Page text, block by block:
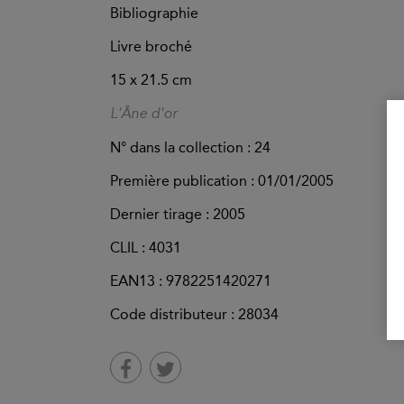
Bibliographie
Livre broché
15 x 21.5 cm
L'Âne d'or
N° dans la collection : 24
Première publication : 01/01/2005
Dernier tirage : 2005
CLIL : 4031
EAN13 : 9782251420271
Code distributeur : 28034